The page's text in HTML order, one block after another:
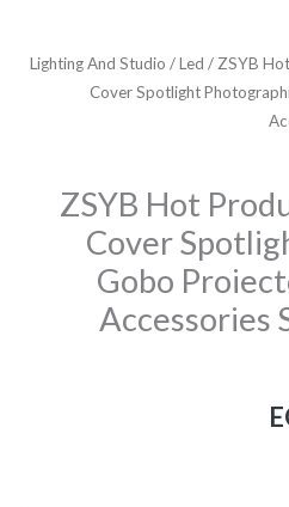
Lighting And Studio /Led / ZSYB
Cover Spotlight
ZSYB Hot
Cover
Gobo
Accessories